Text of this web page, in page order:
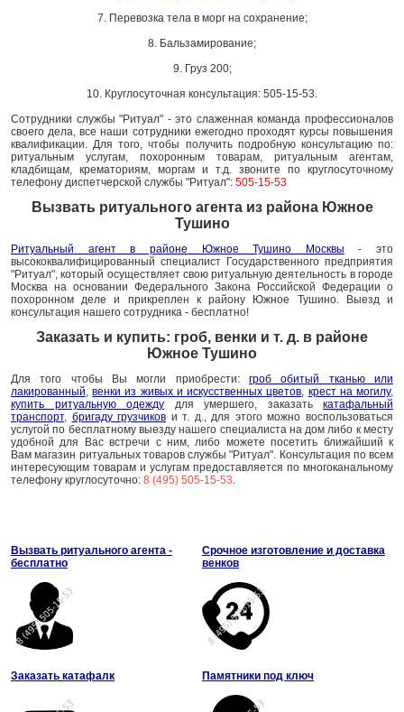
7. Перевозка тела в морг на сохранение;
8. Бальзамирование;
9. Груз 200;
10. Круглосуточная консультация: 505-15-53.
Сотрудники службы "Ритуал" - это слаженная команда профессионалов
своего дела, все наши сотрудники ежегодно проходят курсы повышения
квалификации. Для того, чтобы получить подробную консультацию по:
ритуальным услугам, похоронным товарам, ритуальным агентам,
кладбищам, крематориям, моргам и т.д. звоните по круглосуточному
телефону диспетчерской службы "Ритуал": 505-15-53
Вызвать ритуального агента из района Южное
Тушино
Ритуальный агент в районе Южное Тушино Москвы - это
высококвалифицированный специалист Государственного предприятия
"Ритуал", который осуществляет свою ритуальную деятельность в городе
Москва на основании Федерального Закона Российской Федерации о
похоронном деле и прикреплен к району Южное Тушино. Выезд и
консультация нашего сотрудника - бесплатно!
Заказать и купить: гроб, венки и т. д. в районе
Южное Тушино
Для того чтобы Вы могли приобрести: гроб обитый тканью или
лакированный,венки из живых и искусственных цветов, крест на могилу,
купить ритуальную одежду для умершего, заказать катафальный
транспорт, бригаду грузчиков и т. д., для этого можно воспользоваться
услугой по бесплатному выезду нашего специалиста на дом либо к месту
удобной для Вас встречи с ним, либо можете посетить ближайший к
Вам магазин ритуальных товаров службы "Ритуал". Консультация по всем
интересующим товарам и услугам предоставляется по многоканальному
телефону круглосуточно: 8 (495) 505-15-53.
Вызвать ритуального агента -
бесплатно
Срочное изготовление и доставка
венков
Заказать катафалк Памятники под ключ